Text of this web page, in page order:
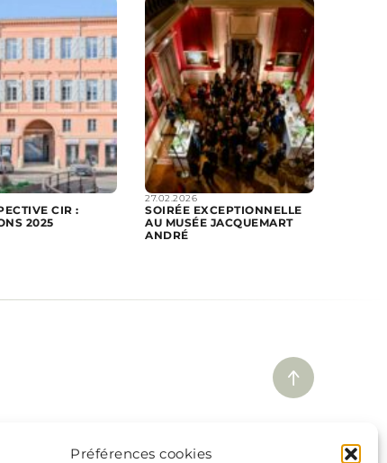
Préférences cookies
CIR :
2025
27.02.2026
SOIRÉE EXCEPTIONNELLE
AU MUSÉE JACQUEMART
ANDRÉ